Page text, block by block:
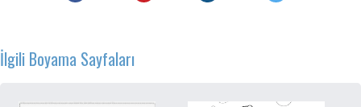
İlgili Boyama Sayfaları